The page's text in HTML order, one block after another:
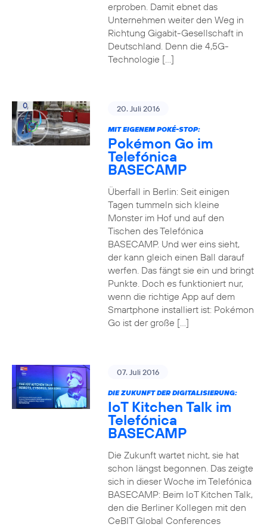
erproben. Damit ebnet das
Unternehmen weiter den Weg in
Richtung Gigabit-Gesellschaft in
Deutschland. Denn die 4,5G-
Technologie […]
20. Juli 2016
MIT EIGENEM POKÉ-STOP:
Pokémon Go im
Telefónica
BASECAMP
Überfall in Berlin: Seit einigen
Tagen tummeln sich kleine
Monster im Hof und auf den
Tischen des Telefónica
BASECAMP. Und wer eins sieht,
der kann gleich einen Ball darauf
werfen. Das fängt sie ein und bringt
Punkte. Doch es funktioniert nur,
wenn die richtige App auf dem
Smartphone installiert ist: Pokémon
Go ist der große […]
07. Juli 2016
DIE ZUKUNFT DER DIGITALISIERUNG:
IoT Kitchen Talk im
Telefónica
BASECAMP
Die Zukunft wartet nicht, sie hat
schon längst begonnen. Das zeigte
sich in dieser Woche im Telefónica
BASECAMP: Beim IoT Kitchen Talk,
den die Berliner Kollegen mit den
CeBIT Global Conferences